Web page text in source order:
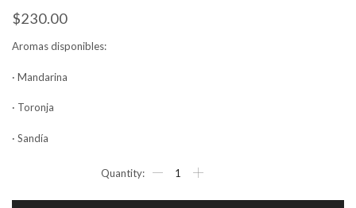
$230.00
Aromas disponibles:
· Mandarina
· Toronja
· Sandía